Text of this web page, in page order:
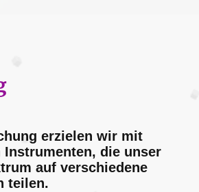
erzielen wir mit
Instrumenten, die unser
auf verschiedene
teilen.